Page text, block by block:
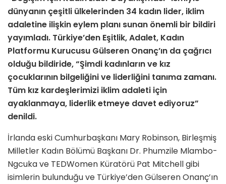
dünyanın çeşitli ülkelerinden 34 kadın lider, iklim
adaletine ilişkin eylem planı sunan önemli bir bildiri
yayımladı. Türkiye’den Eşitlik, Adalet, Kadın
Platformu Kurucusu Gülseren Onanç’ın da çağrıcı
olduğu bildiride, “Şimdi kadınların ve kız
çocuklarının bilgeliğini ve liderliğini tanıma zamanı.
Tüm kız kardeşlerimizi iklim adaleti için
ayaklanmaya, liderlik etmeye davet ediyoruz”
denildi.
İrlanda eski Cumhurbaşkanı Mary Robinson, Birleşmiş
Milletler Kadın Bölümü Başkanı Dr. Phumzile Mlambo-
Ngcuka ve TEDWomen Küratörü Pat Mitchell gibi
isimlerin bulunduğu ve Türkiye’den Gülseren Onanç’ın